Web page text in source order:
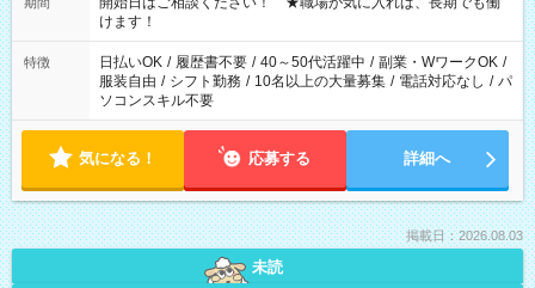
間以上勤務は社会保険への加入対象となります ※労働者派遣法
（日雇い派遣の原則禁止）により、短時間・短期間の就業はご
案内が難しい場合があります
けます！
特徴 日払いOK / 履歴書不要 / 40～50代活躍中 / 副業・WワークOK /
服装自由 / シフト勤務 / 10名以上の大量募集 / 電話対応なし / パ
ソコンスキル不要
気になる！ 応募する 詳細へ
掲載日：2026.08.03
未読